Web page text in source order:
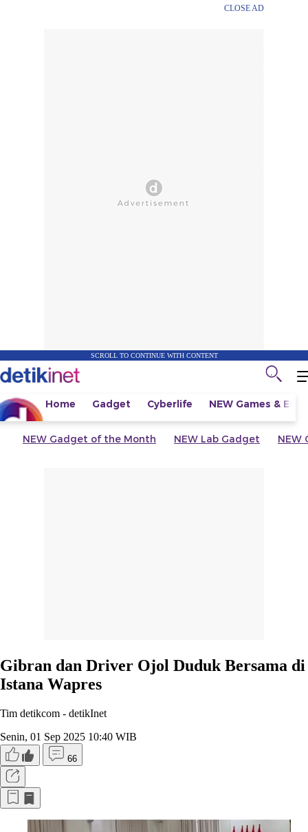
CLOSE AD
SCROLL TO CONTINUE WITH CONTENT
Home Gadget Cyberlife NEW Games &
NEW Gadget of the Month NEW Lab Gadget NEW
Gibran dan Driver Ojol Duduk Bersama di
Istana Wapres
Tim detikcom - detikInet
Senin, 01 Sep 2025 10:40 WIB
66